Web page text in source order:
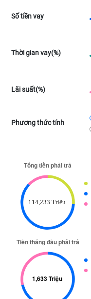
Số tiền vay
Thời gian vay(%)
Lãi suất(%)
Phương thức tính